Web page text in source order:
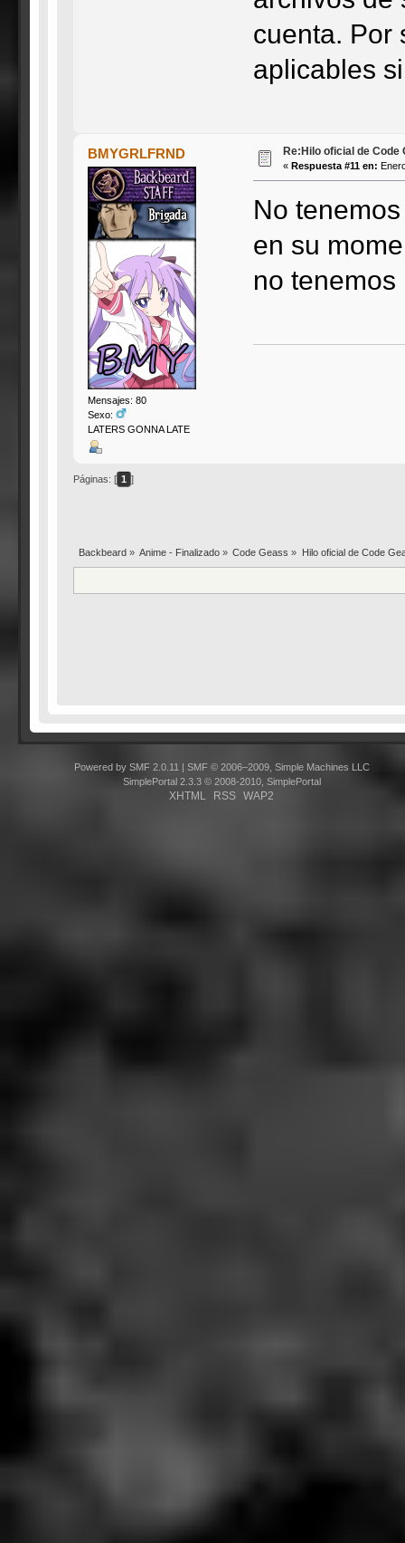
cuenta. Por
aplicables
BMYGRLFRND
Mensajes: 80
Sexo:
LATERS GONNA LATE
Re:Hilo oficial de Code
« Respuesta #11 en:
No
en su
no
Páginas: [ 1 ]
Backbeard » Anime - Finalizado » Code Geass » Hilo oficial de Code
Powered by SMF 2.0.11
SMF © 2006–2009, Simple Machines LLC
SimplePortal 2.3.3 © 2008-2010, SimplePortal
XHTML RSS WAP2